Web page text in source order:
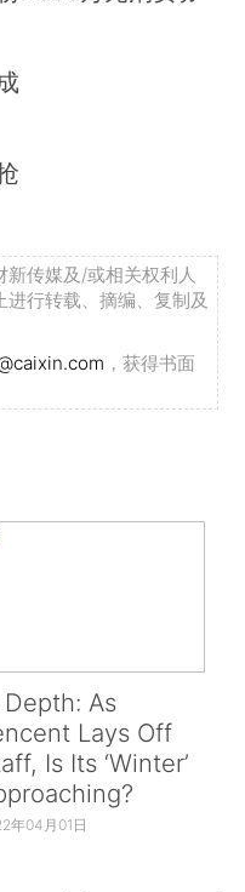
传媒及/或相关权利人
行转载、摘编、复制及
，获得书面
Depth: As
Lays Off
Is Its ‘Winter’
年04月01日